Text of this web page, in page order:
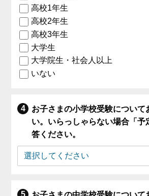
高校1年生
高校2年生
高校3年生
大学生
大学院生・社会人以上
いない
お子さまの小学校受験について
い。いらっしゃらない場合「予
答ください。